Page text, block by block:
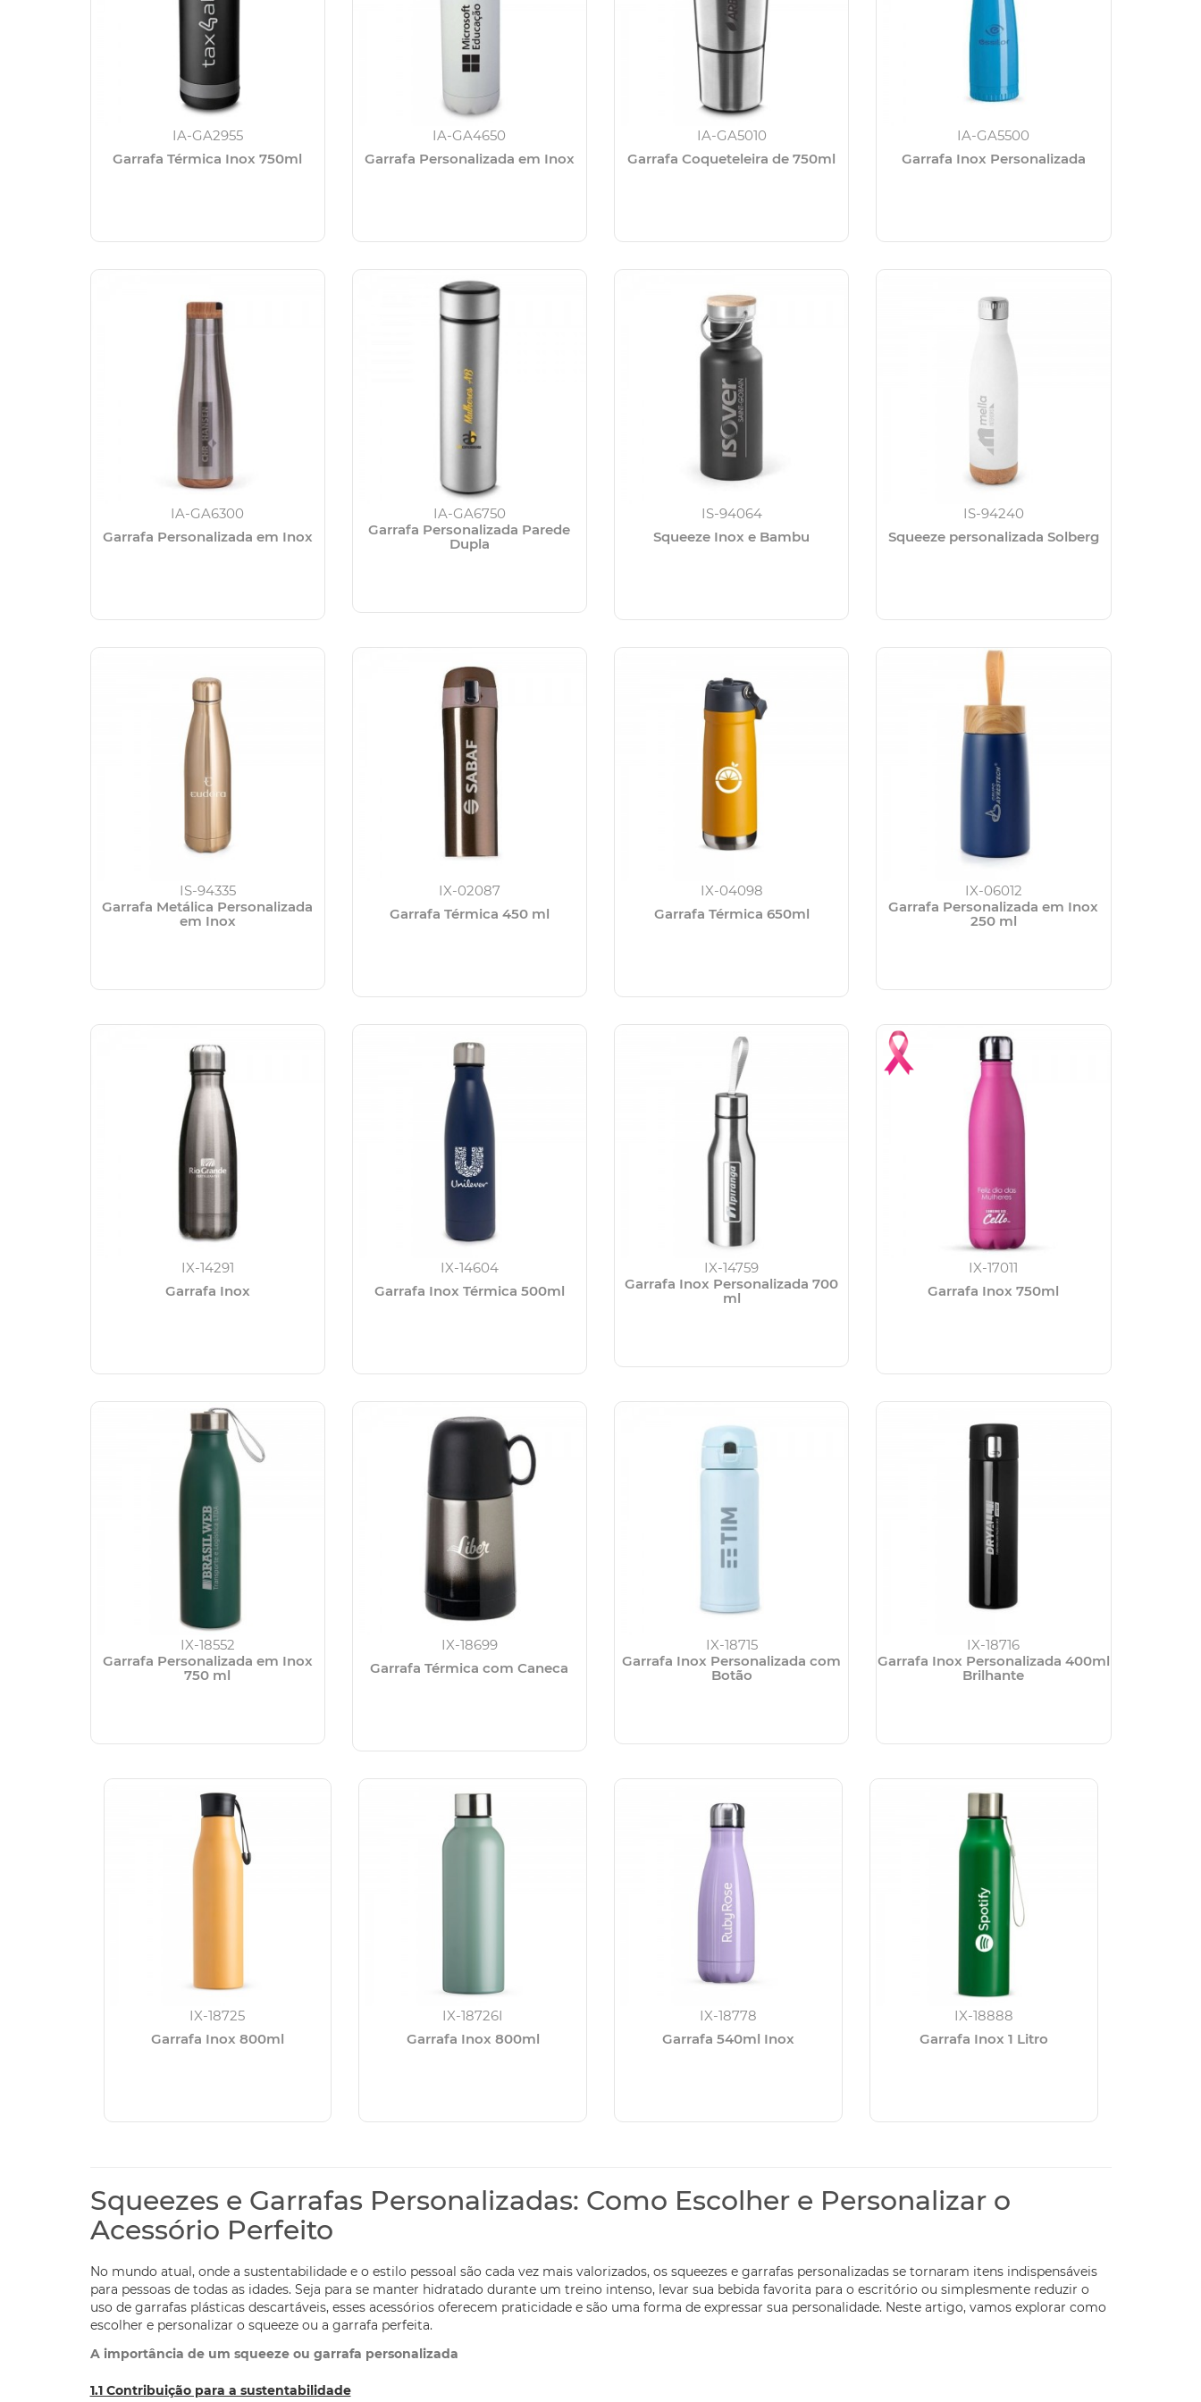
IA-GA2955
Garrafa Térmica Inox 750ml
IA-GA4650
Garrafa Personalizada em Inox
IA-GA5010
Garrafa Coqueteleira de 750ml
IA-GA5500
Garrafa Inox Personalizada
IA-GA6300
Garrafa Personalizada em Inox
IA-GA6750
Garrafa Personalizada Parede
Dupla
IS-94064
Squeeze Inox e Bambu
IS-94240
Squeeze personalizada Solberg
IS-94335
Garrafa Metálica Personalizada
em Inox
IX-02087
Garrafa Térmica 450 ml
IX-04098
Garrafa Térmica 650ml
IX-06012
Garrafa Personalizada em Inox
250 ml
IX-14291
Garrafa Inox
IX-14604
Garrafa Inox Térmica 500ml
IX-14759
Garrafa Inox Personalizada 700
ml
IX-17011
Garrafa Inox 750ml
IX-18552
Garrafa Personalizada em Inox
750 ml
IX-18699
Garrafa Térmica com Caneca
IX-18715
Garrafa Inox Personalizada com
Botão
IX-18716
Garrafa Inox Personalizada 400ml
Brilhante
IX-18725
Garrafa Inox 800ml
IX-18726I
Garrafa Inox 800ml
IX-18778
Garrafa 540ml Inox
IX-18888
Garrafa Inox 1 Litro
Squeezes e Garrafas Personalizadas: Como Escolher e Personalizar o
Acessório Perfeito
No mundo atual, onde a sustentabilidade e o estilo pessoal são cada vez mais valorizados, os squeezes e garrafas personalizadas se tornaram itens indispensáveis
para pessoas de todas as idades. Seja para se manter hidratado durante um treino intenso, levar sua bebida favorita para o escritório ou simplesmente reduzir o
uso de garrafas plásticas descartáveis, esses acessórios oferecem praticidade e são uma forma de expressar sua personalidade. Neste artigo, vamos explorar como
escolher e personalizar o squeeze ou a garrafa perfeita.
A importância de um squeeze ou garrafa personalizada
1.1 Contribuição para a sustentabilidade